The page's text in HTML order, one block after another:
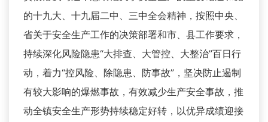
的十九大、十九届二中、三中全会精神，按照中央、
省关于安全生产工作的决策部署和市、县工作要求，
持续深化风险隐患“大排查、大管控、大整治”百日行
动，着力“控风险、除隐患、防事故”，坚决防止遏制
有较大影响的爆燃事故，有效减少生产安全事故，推
动全镇安全生产形势持续稳定好转，以优异成绩迎接